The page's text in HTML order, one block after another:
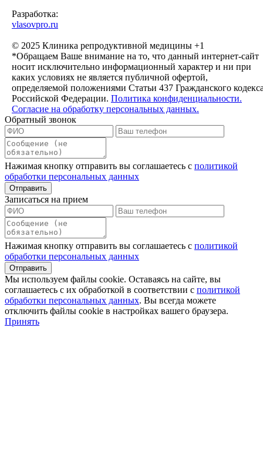
Разработка:
vlasovpro.ru
© 2025 Клиника репродуктивной медицины +1
*Обращаем Ваше внимание на то, что данный интернет-сайт
носит исключительно информационный характер и ни при
каких условиях не является публичной офертой,
определяемой положениями Статьи 437 Гражданского
Российской Федерации. Политика конфиденциальности.
Согласие на обработку персональных данных.
Обратный звонок
Нажимая кнопку отправить вы соглашаетесь с политикой
обработки персональных данных
Записаться на прием
Нажимая кнопку отправить вы соглашаетесь с политикой
обработки персональных данных
Мы используем файлы сookie. Оставаясь на сайте, вы
соглашаетесь с их обработкой в соответствии с политикой
обработки персональных данных. Вы всегда можете
отключить файлы cookie в настройках вашего браузера.
Принять